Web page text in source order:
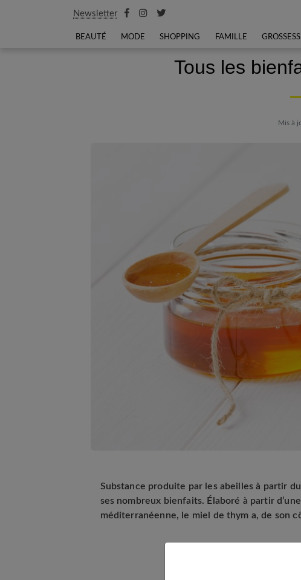
Newsletter
BEAUTÉ MODE SHOPPING FAMILLE
Tous les
Mis à
Substance produite par les abeilles à partir
ses nombreux bienfaits. Élaboré à partir
méditerranéenne, le miel de thym a, de son